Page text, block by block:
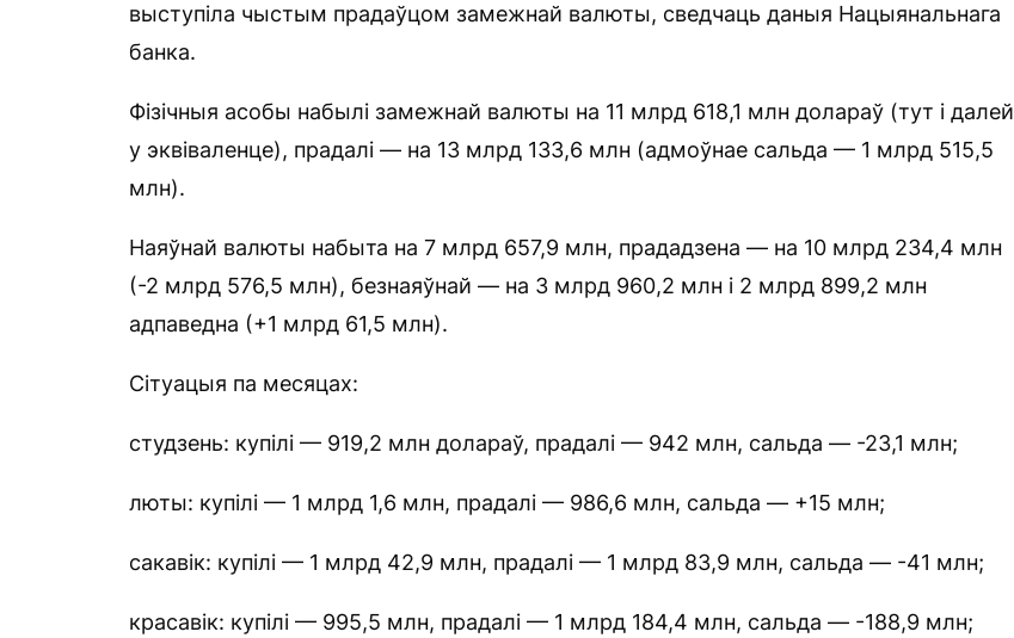
выступіла чыстым прадаўцом замежнай валюты, сведчаць даныя Нацыянальнага
банка.
Фізічныя асобы набылі замежнай валюты на 11 млрд 618,1 млн долараў (тут і далей
у эквіваленце), прадалі — на 13 млрд 133,6 млн (адмоўнае сальда — 1 млрд 515,5
млн).
Наяўнай валюты набыта на 7 млрд 657,9 млн, прададзена — на 10 млрд 234,4 млн
(-2 млрд 576,5 млн), безнаяўнай — на 3 млрд 960,2 млн і 2 млрд 899,2 млн
адпаведна (+1 млрд 61,5 млн).
Сітуацыя па месяцах:
студзень: купілі — 919,2 млн долараў, прадалі — 942 млн, сальда — -23,1 млн;
люты: купілі — 1 млрд 1,6 млн, прадалі — 986,6 млн, сальда — +15 млн;
сакавік: купілі — 1 млрд 42,9 млн, прадалі — 1 млрд 83,9 млн, сальда — -41 млн;
красавік: купілі — 995,5 млн, прадалі — 1 млрд 184,4 млн, сальда — -188,9 млн;